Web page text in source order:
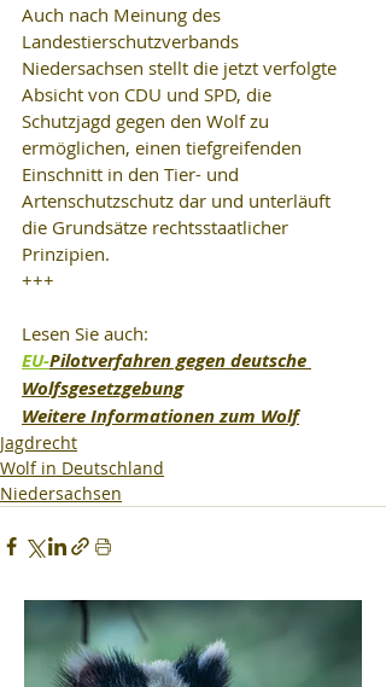
Auch nach Meinung des
Landestierschutzverbands
Niedersachsen stellt die jetzt verfolgte
Absicht von CDU und SPD, die
Schutzjagd gegen den Wolf zu
ermöglichen, einen tiefgreifenden
Einschnitt in den Tier- und
Artenschutzschutz dar und unterläuft
die Grundsätze rechtsstaatlicher
Prinzipien.
+++
Lesen Sie auch:
EU-Pilotverfahren gegen deutsche
Wolfsgesetzgebung
Weitere Informationen zum Wolf
Jagdrecht
Wolf in Deutschland
Niedersachsen